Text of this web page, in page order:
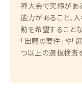
種大会で実績があ
能力があること、
動を希望すること
「出願の要件」や
つ以上の選抜検査